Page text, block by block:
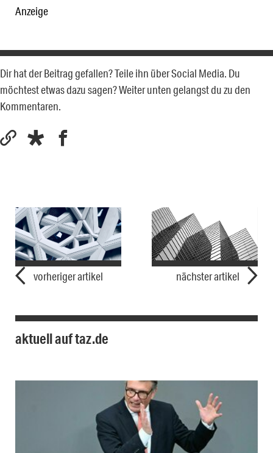
Anzeige
Dir hat der Beitrag gefallen? Teile ihn über Social Media. Du
möchtest etwas dazu sagen? Weiter unten gelangst du zu den
Kommentaren.
vorheriger artikel nächster artikel
aktuell auf taz.de